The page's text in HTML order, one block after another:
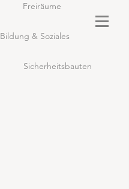
Freiräume
Bildung & Soziales
Sicherheitsbauten